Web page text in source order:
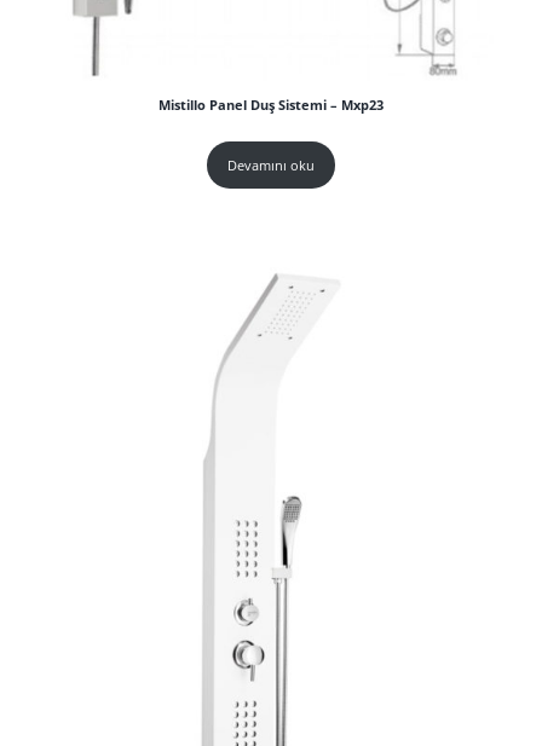
Mistillo Panel Duş Sistemi – Mxp23
Devamını oku